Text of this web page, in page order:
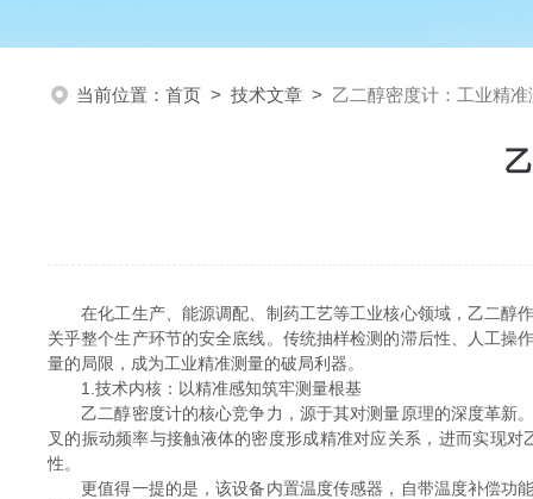
当前位置： 首页 > 技术文章 > 乙二醇密度计：工业精
在化工生产、能源调配、制药工艺等工业核心领域，乙二醇作
关乎整个生产环节的安全底线。传统抽样检测的滞后性、人工
量的局限，成为工业精准测量的破局利器。
1.技术内核：以精准感知筑牢测量根基
乙二醇密度计的核心竞争力，源于其对测量原理的深度革新。
叉的振动频率与接触液体的密度形成精准对应关系，进而实现
性。
更值得一提的是，该设备内置温度传感器，自带温度补偿功能